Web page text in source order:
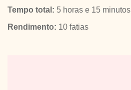
Tempo total: 5 horas e 15 minutos
Rendimento: 10 fatias